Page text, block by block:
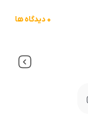
0 دیدگاه ها